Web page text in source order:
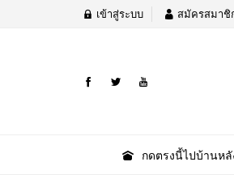
เข้าสู่ระบบ สมัครสมาชิ
กดตรงนี้ไปบ้านหลั